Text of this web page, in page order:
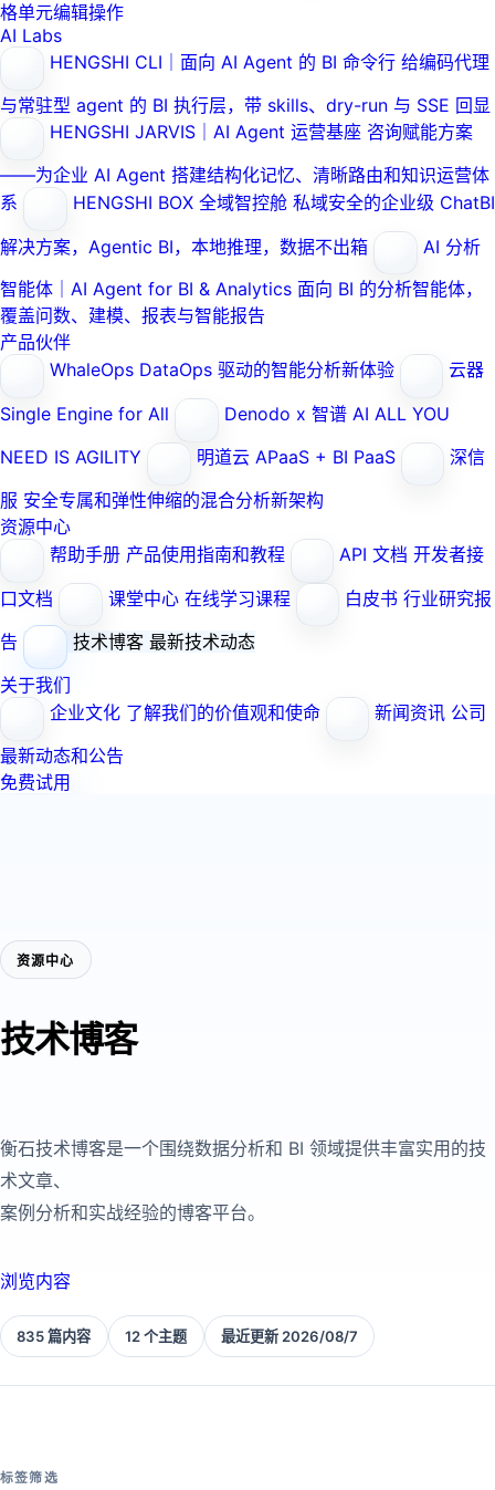
格单元编辑操作
AI Labs
HENGSHI CLI｜面向 AI Agent 的 BI 命令行 给编码代理
与常驻型 agent 的 BI 执行层，带 skills、dry-run 与 SSE 回显
HENGSHI JARVIS｜AI Agent 运营基座 咨询赋能方案
——为企业 AI Agent 搭建结构化记忆、清晰路由和知识运营体
系
HENGSHI BOX 全域智控舱 私域安全的企业级 ChatBI
解决方案，Agentic BI，本地推理，数据不出箱
AI 分析
智能体｜AI Agent for BI & Analytics 面向 BI 的分析智能体，
覆盖问数、建模、报表与智能报告
产品伙伴
WhaleOps DataOps 驱动的智能分析新体验
云器
Single Engine for All
Denodo x 智谱 AI ALL YOU
NEED IS AGILITY
明道云 APaaS + BI PaaS
深信
服 安全专属和弹性伸缩的混合分析新架构
资源中心
帮助手册 产品使用指南和教程 API 文档 开发者接
口文档
课堂中心 在线学习课程 白皮书 行业研究报
告
技术博客 最新技术动态
关于我们
企业文化 了解我们的价值观和使命 新闻资讯 公司
最新动态和公告
免费试用
资源中心
技术博客
衡石技术博客是一个围绕数据分析和 BI 领域提供丰富实用的技
术文章、
案例分析和实战经验的博客平台。
浏览内容
835 篇内容 12 个主题 最近更新 2026/08/7
标签筛选